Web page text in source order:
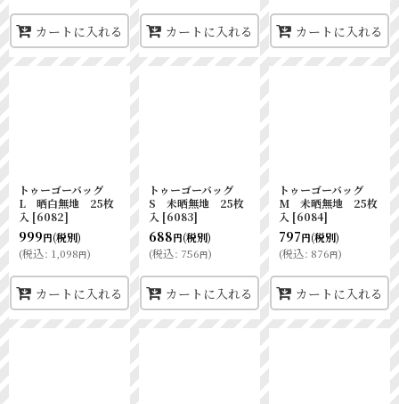
カートに入れる カートに入れる カートに入れる
トゥーゴーバッグ
L 晒白無地 25枚
入 [6082]
999円(税別)
(税込: 1,098円)
カートに入れる
トゥーゴーバッグ
S 未晒無地 25枚
入 [6083]
688円(税別)
(税込: 756円)
カートに入れる
トゥーゴーバッグ
M 未晒無地 25枚
入 [6084]
797円(税別)
(税込: 876円)
カートに入れる